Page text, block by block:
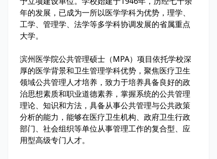
年的发展，已成为一所以医学学科为优势，理学、
工学、管理学、法学等多学科协调发展的省属重点
大学。
滨州医学院公共管理硕士（MPA）项目依托学校深
厚的医学背景和卫生管理学科优势，聚焦医疗卫生
领域公共管理人才培养，致力于培养具备良好的政
治思想素质和职业道德素养，掌握系统的公共管理
理论、知识和方法，具备从事公共管理与公共政策
分析的能力，能够在医疗卫生机构、政府卫生行政
部门、社会组织等单位从事管理工作的复合型、应
用型高级专门人才。